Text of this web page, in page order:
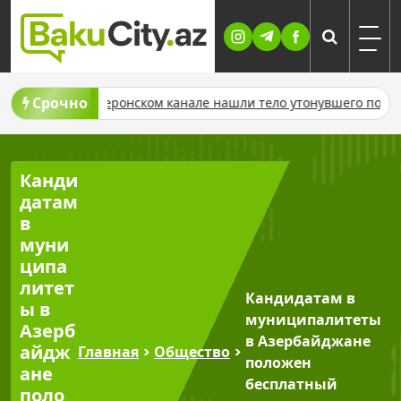
Skip
content
Срочно
Абшеронском канале нашли тело утонувшего подростка
Канди
датам
в
муни
ципа
литет
ы в
Азерб
айдж
ане
поло
Главная > Общество >
Кандидатам в
муниципалитеты
в Азербайджане
положен
бесплатный